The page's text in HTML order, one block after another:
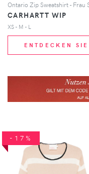
CARHARTT WIP
XS - M - L
ENTDECKEN SIE
-17%